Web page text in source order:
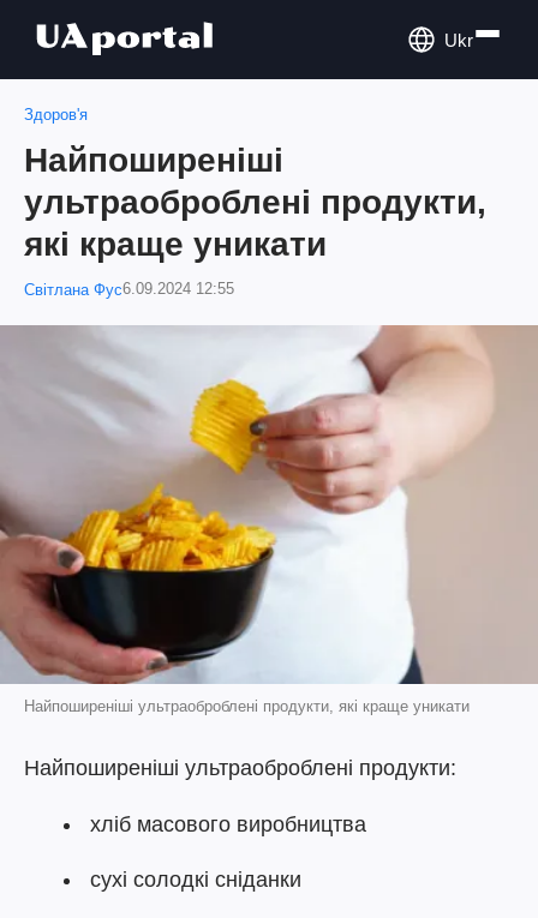
Ukr
Здоров'я
Найпоширеніші
ультраоброблені продукти,
які краще уникати
Світлана Фус6.09.2024 12:55
Найпоширеніші ультраоброблені продукти, які краще уникати
Найпоширеніші ультраоброблені продукти:
хліб масового виробництва
сухі солодкі сніданки